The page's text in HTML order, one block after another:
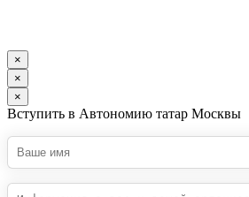
×
×
×
Вступить в Автономию татар Москвы